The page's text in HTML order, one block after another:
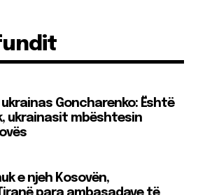
Goncharenko: Është
ukrainasit mbështesin
e njeh Kosovën,